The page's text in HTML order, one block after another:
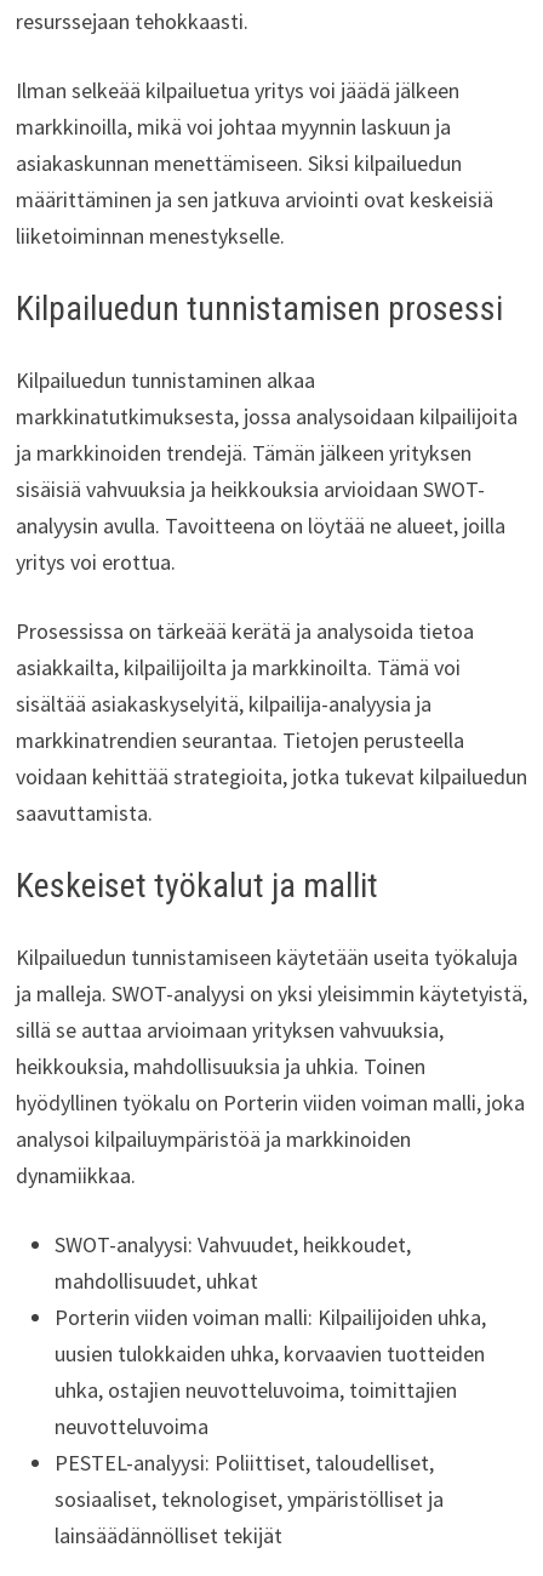
resurssejaan tehokkaasti.
Ilman selkeää kilpailuetua yritys voi jäädä jälkeen
markkinoilla, mikä voi johtaa myynnin laskuun ja
asiakaskunnan menettämiseen. Siksi kilpailuedun
määrittäminen ja sen jatkuva arviointi ovat keskeisiä
liiketoiminnan menestykselle.
Kilpailuedun tunnistamisen prosessi
Kilpailuedun tunnistaminen alkaa
markkinatutkimuksesta, jossa analysoidaan kilpailijoita
ja markkinoiden trendejä. Tämän jälkeen yrityksen
sisäisiä vahvuuksia ja heikkouksia arvioidaan SWOT-
analyysin avulla. Tavoitteena on löytää ne alueet, joilla
yritys voi erottua.
Prosessissa on tärkeää kerätä ja analysoida tietoa
asiakkailta, kilpailijoilta ja markkinoilta. Tämä voi
sisältää asiakaskyselyitä, kilpailija-analyysia ja
markkinatrendien seurantaa. Tietojen perusteella
voidaan kehittää strategioita, jotka tukevat kilpailuedun
saavuttamista.
Keskeiset työkalut ja mallit
Kilpailuedun tunnistamiseen käytetään useita työkaluja
ja malleja. SWOT-analyysi on yksi yleisimmin käytetyistä,
sillä se auttaa arvioimaan yrityksen vahvuuksia,
heikkouksia, mahdollisuuksia ja uhkia. Toinen
hyödyllinen työkalu on Porterin viiden voiman malli, joka
analysoi kilpailuympäristöä ja markkinoiden
dynamiikkaa.
SWOT-analyysi: Vahvuudet, heikkoudet,
mahdollisuudet, uhkat
Porterin viiden voiman malli: Kilpailijoiden uhka,
uusien tulokkaiden uhka, korvaavien tuotteiden
uhka, ostajien neuvotteluvoima, toimittajien
neuvotteluvoima
PESTEL-analyysi: Poliittiset, taloudelliset,
sosiaaliset, teknologiset, ympäristölliset ja
lainsäädännölliset tekijät